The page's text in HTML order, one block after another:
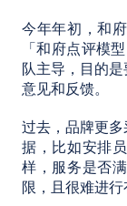
今年年初，和
「和府点评模
队主导，目的
意见和反馈。
过去，品牌更
据，比如安排
样，服务是否
限，且很难进行